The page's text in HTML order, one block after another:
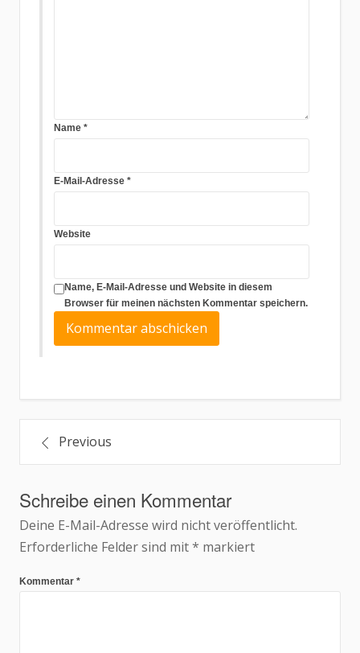
Name *
E-Mail-Adresse *
Website
Name, E-Mail-Adresse und Website in diesem
Browser für meinen nächsten Kommentar speichern.
Beitragsnavigation
Previous
Schreibe einen Kommentar
Deine E-Mail-Adresse wird nicht veröffentlicht.
Erforderliche Felder sind mit* markiert
Kommentar *